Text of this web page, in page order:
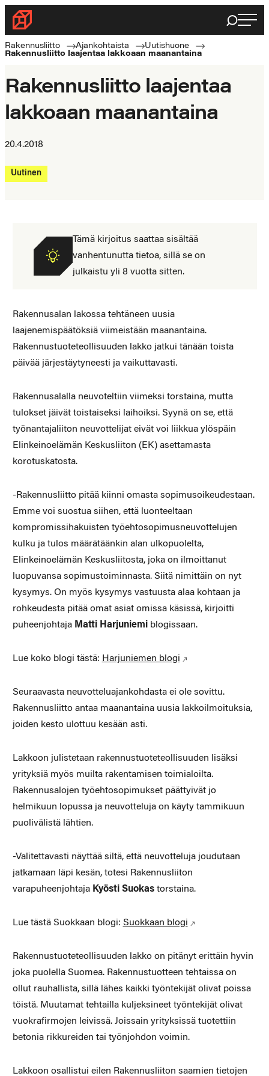
Siirry
suoraan
sisältöön
Rakennusliitto
Rakennusalan
ammattilaisten
Haku
Rakennusliitto Ajankohtaista
Uutishuone
Rakennusliitto laajentaa lakkoaan maanantaina
Rakennusliitto laajentaa
lakkoaan maanantaina
20.4.2018
Uutinen
Tämä kirjoitus saattaa sisältää
vanhentunutta tietoa, sillä se on
julkaistu yli 8 vuotta sitten.
Rakennusalan lakossa tehtäneen uusia
laajenemispäätöksiä viimeistään maanantaina.
Rakennustuoteteollisuuden lakko jatkui tänään toista
päivää järjestäytyneesti ja vaikuttavasti.
Rakennusalalla neuvoteltiin viimeksi torstaina, mutta
tulokset jäivät toistaiseksi laihoiksi. Syynä on se, että
työnantajaliiton neuvottelijat eivät voi liikkua ylöspäin
Elinkeinoelämän Keskusliiton (EK) asettamasta
korotuskatosta.
-Rakennusliitto pitää kiinni omasta sopimusoikeudestaan.
Emme voi suostua siihen, että luonteeltaan
kompromissihakuisten työehtosopimusneuvottelujen
kulku ja tulos määrätäänkin alan ulkopuolelta,
Elinkeinoelämän Keskusliitosta, joka on ilmoittanut
luopuvansa sopimustoiminnasta. Siitä nimittäin on nyt
kysymys. On myös kysymys vastuusta alaa kohtaan ja
rohkeudesta pitää omat asiat omissa käsissä, kirjoitti
puheenjohtaja Matti Harjuniemiblogissaan.
Lue koko blogi tästä: Harjuniemen blogi
Seuraavasta neuvotteluajankohdasta ei ole sovittu.
Rakennusliitto antaa maanantaina uusia lakkoilmoituksia,
joiden kesto ulottuu kesään asti.
Lakkoon julistetaan rakennustuoteteollisuuden lisäksi
yrityksiä myös muilta rakentamisen toimialoilta.
Rakennusalojen työehtosopimukset päättyivät jo
helmikuun lopussa ja neuvotteluja on käyty tammikuun
puolivälistä lähtien.
-Valitettavasti näyttää siltä, että neuvotteluja joudutaan
jatkamaan läpi kesän, totesi Rakennusliiton
varapuheenjohtajaKyösti Suokastorstaina.
Lue tästä Suokkaan blogi: Suokkaan blogi
Rakennustuoteteollisuuden lakko on pitänyt erittäin hyvin
joka puolella Suomea. Rakennustuotteen tehtaissa on
ollut rauhallista, sillä lähes kaikki työntekijät olivat poissa
töistä. Muutamat tehtailla kuljeksineet työntekijät olivat
vuokrafirmojen leivissä. Joissain yrityksissä tuotettiin
betonia rikkureiden tai työnjohdon voimin.
Lakkoon osallistui eilen Rakennusliiton saamien tietojen